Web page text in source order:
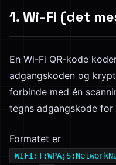
1. Wi-Fi (det
En Wi-Fi QR-kode
adgangskoden og
forbinde med én
tegns adgangskode for
Formatet er